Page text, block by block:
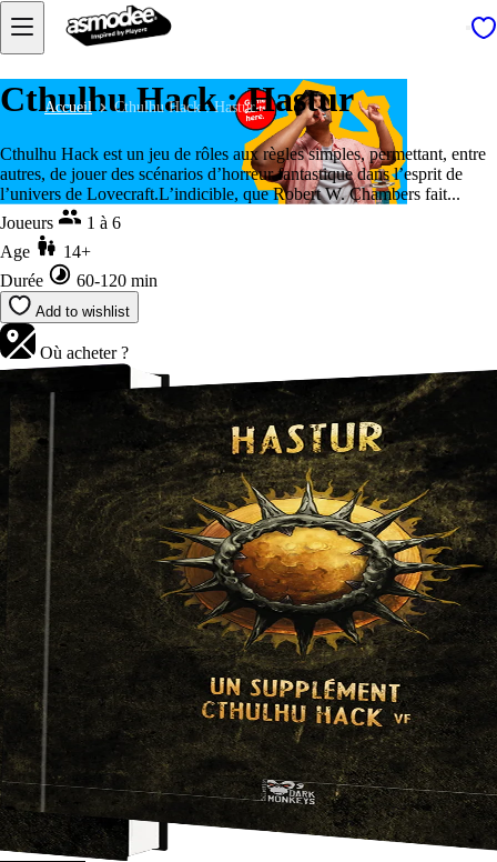
Accueil Cthulhu Hack : Hastur
Cthulhu Hack : Hastur
Cthulhu Hack est un jeu de rôles aux règles simples, permettant, entre
autres, de jouer des scénarios d’horreur fantastique dans l’esprit de
l’univers de Lovecraft.L’indicible, que Robert W. Chambers fait...
Joueurs
1 à 6
Age
14+
Durée
60-120 min
Add to wishlist
Où acheter ?